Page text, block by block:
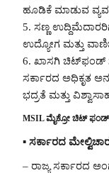
ಹೂಡಿಕೆ ಮಾಡುವ
5. ಸಣ್ಣ
ಉದ್ಯೋಗ ಮತ್ತು
6. ಖಾಸಗಿ ಚಿಟ್‌ಫಂಡ್‌
ಸರ್ಕಾರದ ಅಧಿಕೃತ
ಭದ್ರತೆ ಮತ್ತು
MSIL ಮೈಕ್ರೋ ಚಿಟ್
▪️ ಸರ್ಕಾರದ
– ರಾಜ್ಯ ಸರ್ಕಾರದ